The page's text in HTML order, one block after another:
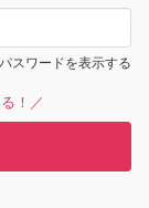
パスワードを表示する
！／